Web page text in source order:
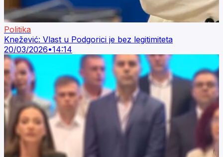
Politika
Knežević: Vlast u Podgorici je bez legitimiteta
20/03/2026•14:14